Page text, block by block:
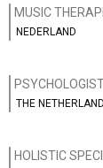
MUSIC
NEDERLAND
THE
HOLISTIC